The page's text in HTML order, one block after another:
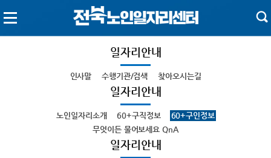
일자리안내
인사말 수행기관/검색 찾아오시는길
일자리안내
노인일자리소개 60+구직정보
60+구인정보
무엇이든 물어보세요 QnA
일자리안내